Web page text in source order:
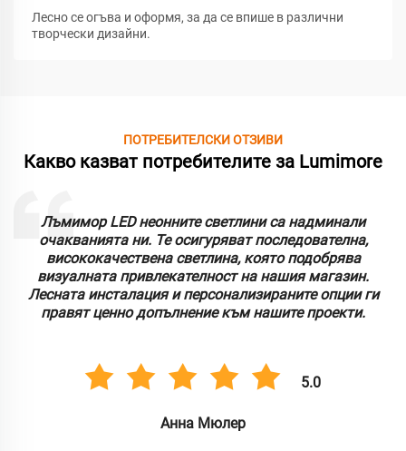
Лесно се огъва и оформя, за да се впише в различни
творчески дизайни.
ПОТРЕБИТЕЛСКИ ОТЗИВИ
Какво казват потребителите за Lumimore
Работата с Лумимор беше страхотно преживяване.
Техните светодиодни неонни лампи са трайни и
предлагат отлична яркост. Оценяваме адаптивността
и лекотата на употреба, което е опростило процеса на
инсталиране за множество търговски приложения.